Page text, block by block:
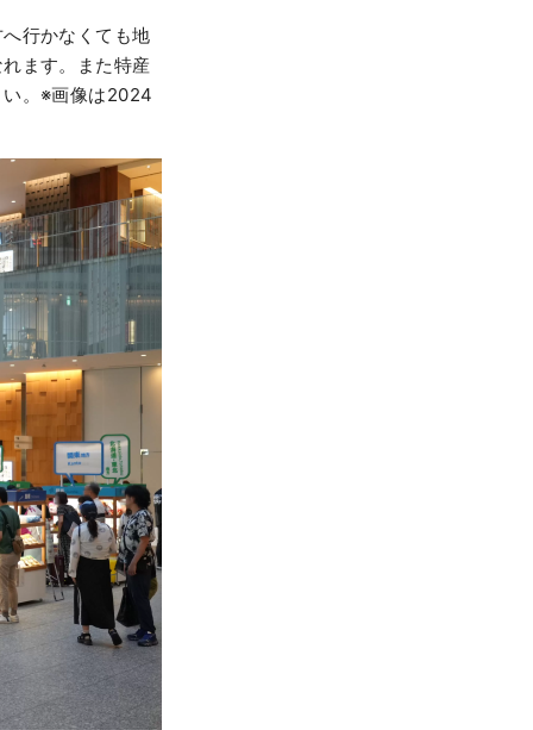
行かなくても地
ます。また特産
い。※画像は2024